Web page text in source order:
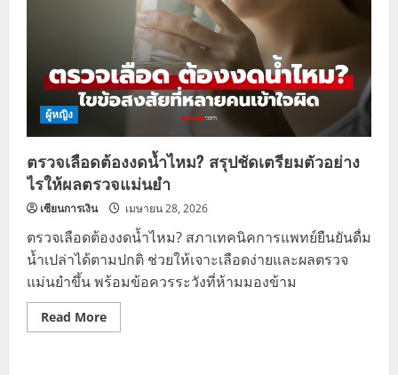
ผู้หญิง
ตรวจเลือดต้องงดน้ำไหม? สรุปชัดเตรียมตัวอย่าง
ไรให้ผลตรวจแม่นยำ
เซียนการเงิน เมษายน 28, 2026
ตรวจเลือดต้องงดน้ำไหม? สภาเทคนิคการแพทย์ยืนยันดื่ม
น้ำเปล่าได้ตามปกติ ช่วยให้เจาะเลือดง่ายและผลตรวจ
แม่นยำขึ้น พร้อมข้อควรระวังที่ห้ามมองข้าม
Read MoreRead
more